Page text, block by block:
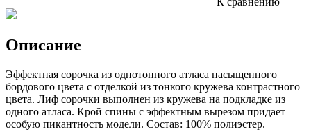
Описание
Эффектная сорочка из однотонного атласа насыщенного
бордового цвета с отделкой из тонкого кружева контрастного
цвета. Лиф сорочки выполнен из кружева на подкладке из
одного атласа. Крой спины с эффектным вырезом придает
особую пикантность модели. Состав: 100% полиэстер.